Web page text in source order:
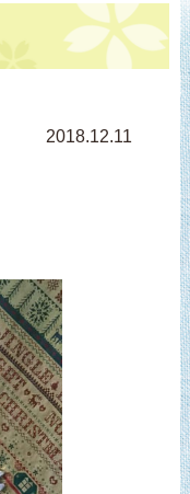
2018.12.11